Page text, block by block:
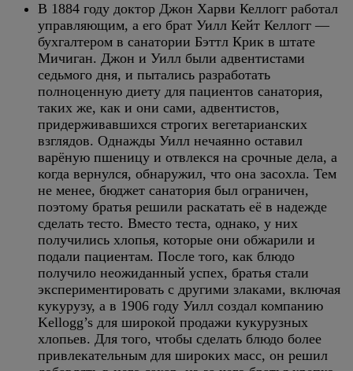
В 1884 году доктор Джон Харви Келлогг работал
управляющим, а его брат Уилл Кейт Келлогг —
бухгалтером в санатории Бэттл Крик в штате
Мичиган. Джон и Уилл были адвентистами
седьмого дня, и пытались разработать
полноценную диету для пациентов санатория,
таких же, как и они сами, адвентистов,
придерживавшихся строгих вегетарианских
взглядов. Однажды Уилл нечаянно оставил
варёную пшеницу и отвлекся на срочные дела, а
когда вернулся, обнаружил, что она засохла. Тем
не менее, бюджет санатория был ограничен,
поэтому братья решили раскатать её в надежде
сделать тесто. Вместо теста, однако, у них
получились хлопья, которые они обжарили и
подали пациентам. После того, как блюдо
получило неожиданный успех, братья стали
экспериментировать с другими злаками, включая
кукурузу, а в 1906 году Уилл создал компанию
Kellogg’s для широкой продажи кукурузных
хлопьев. Для того, чтобы сделать блюдо более
привлекательным для широких масс, он решил